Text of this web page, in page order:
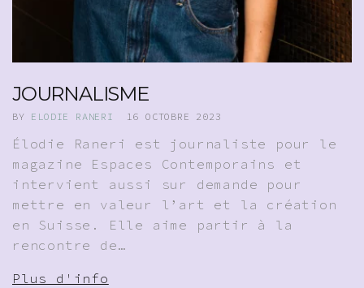
JOURNALISME
BY ELODIE RANERI 16 OCTOBRE 2023
Élodie Raneri est journaliste pour le
magazine Espaces Contemporains et
intervient aussi sur demande pour
mettre en valeur l’art et la création
en Suisse. Elle aime partir à la
rencontre de…
Plus d'info